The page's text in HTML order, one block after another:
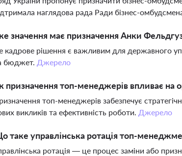
наглядова рада Ради бізнес-
значення має призначення Анки
кадрове рішення є важливим для державного
бюджет. Джерело
призначення топ-менеджерів впливає на
топ-менеджерів забезпечує
викликів та ефективність роботи. Джерело
таке управлінська ротація топ-
ротація — це процес заміни або